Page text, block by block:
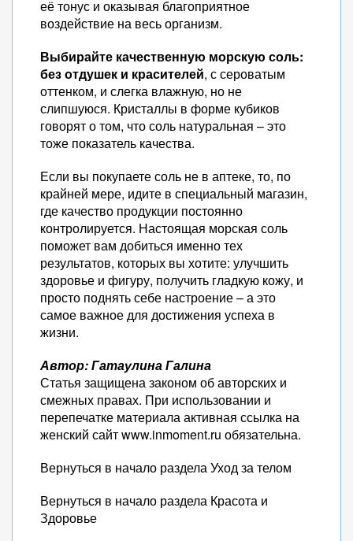
её тонус и оказывая благоприятное
воздействие на весь организм.
Выбирайте качественную морскую соль:
без отдушек и красителей, с сероватым
оттенком, и слегка влажную, но не
слипшуюся. Кристаллы в форме кубиков
говорят о том, что соль натуральная – это
тоже показатель качества.
Если вы покупаете соль не в аптеке, то, по
крайней мере, идите в специальный магазин,
где качество продукции постоянно
контролируется. Настоящая морская соль
поможет вам добиться именно тех
результатов, которых вы хотите: улучшить
здоровье и фигуру, получить гладкую кожу, и
просто поднять себе настроение – а это
самое важное для достижения успеха в
жизни.
Автор: Гатаулина Галина
Статья защищена законом об авторских и
смежных правах. При использовании и
перепечатке материала активная ссылка на
женский сайт www.inmoment.ru обязательна.
Вернуться в начало раздела Уход за телом
Вернуться в начало раздела Красота и
Здоровье